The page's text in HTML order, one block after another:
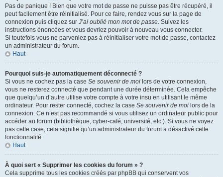
Pas de panique ! Bien que votre mot de passe ne puisse pas être récupéré, il
peut facilement être réinitialisé. Pour ce faire, rendez vous sur la page de
connexion puis cliquez sur J’ai oublié mon mot de passe. Suivez les
instructions énoncées et vous devriez pouvoir à nouveau vous connecter.
Si toutefois vous ne parveniez pas à réinitialiser votre mot de passe, contactez
un administrateur du forum.
Haut
Pourquoi suis-je automatiquement déconnecté ?
Si vous ne cochez pas la case Se souvenir de moi lors de votre connexion,
vous ne resterez connecté que pendant une durée déterminée. Cela empêche
que quelqu’un d’autre utilise votre compte à votre insu en utilisant le même
ordinateur. Pour rester connecté, cochez la case Se souvenir de moi lors de la
connexion. Ce n’est pas recommandé si vous utilisez un ordinateur public pour
accéder au forum (bibliothèque, cyber-café, université, etc.). Si vous ne voyez
pas cette case, cela signifie qu’un administrateur du forum a désactivé cette
fonctionnalité.
Haut
À quoi sert « Supprimer les cookies du forum » ?
Cela supprime tous les cookies créés par phpBB qui conservent vos